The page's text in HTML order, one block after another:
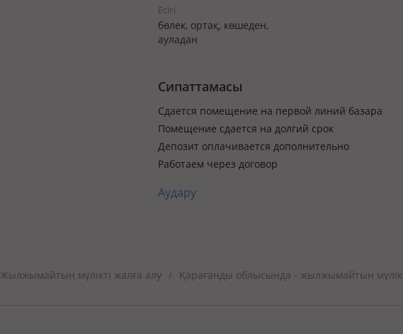
Есігі
бөлек, ортақ, көшеден,
ауладан
Сипаттамасы
Сдается помещение на первой линий базара
Помещение сдается на долгий срок
Депозит оплачивается дополнительно
Работаем через договор
Аудару
Жылжымайтын мүлікті жалға алу / Қарағанды облысында - жылжымайтын мүлік